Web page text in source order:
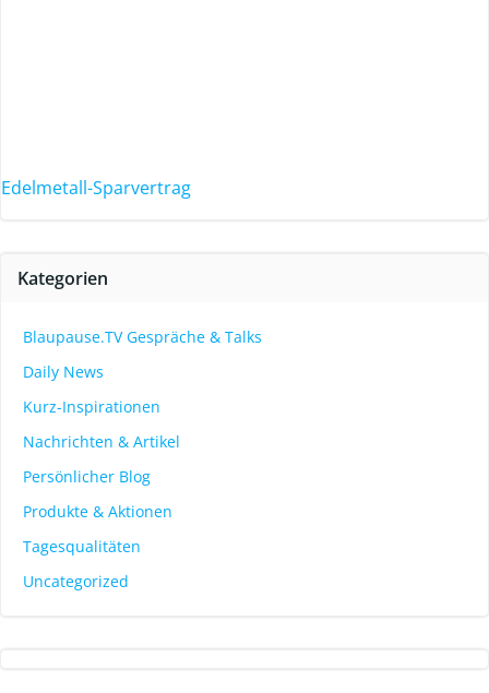
Edelmetall-Sparvertrag
Kategorien
Blaupause.TV Gespräche & Talks
Daily News
Kurz-Inspirationen
Nachrichten & Artikel
Persönlicher Blog
Produkte & Aktionen
Tagesqualitäten
Uncategorized